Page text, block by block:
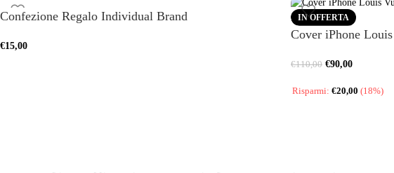
Confezione Regalo Individual Brand
€15,00
IN OFFERTA
Cover iPhone
€110,00 €90,00
Risparmi: €20,00 (18%)